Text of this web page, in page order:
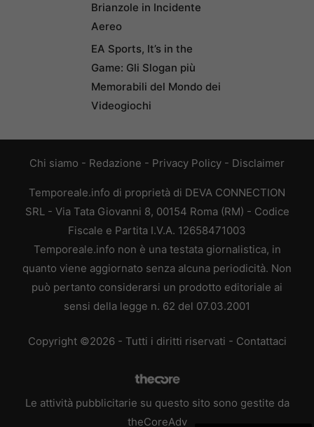
Brianzole in Incidente
Aereo
EA Sports, It’s in the
Game: Gli Slogan più
Memorabili del Mondo dei
Videogiochi
Chi siamo - Redazione - Privacy Policy - Disclaimer
Temporeale.info di proprietà di DEVA CONNECTION
SRL - Via Tata Giovanni 8, 00154 Roma (RM) - Codice
Fiscale e Partita I.V.A. 12658471003
Temporeale.info non è una testata giornalistica, in
quanto viene aggiornato senza alcuna periodicità. Non
può pertanto considerarsi un prodotto editoriale ai
sensi della legge n. 62 del 07.03.2001
Copyright ©2026 - Tutti i diritti riservati - Contattaci
Le attività pubblicitarie su questo sito sono gestite da
theCoreAdv